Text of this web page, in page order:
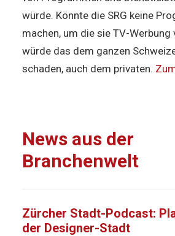
würde. Könnte die SRG keine
machen, um die sie TV-Werbung
würde das dem ganzen
schaden, auch dem privaten.
News aus der
Branchenwelt
Zürcher Stadt-Podcast:
der Designer-Stadt